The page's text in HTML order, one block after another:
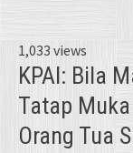
1,033 views
KPAI: Bila
Tatap
Orang Tua